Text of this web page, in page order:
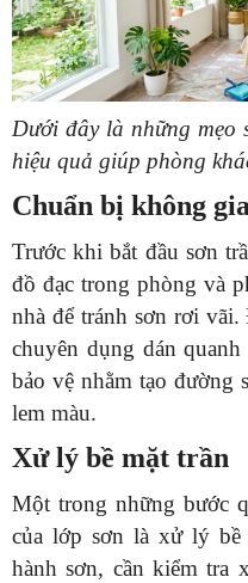
Dưới đây là những mẹo
hiệu quả giúp phòng
Chuẩn bị không
Trước khi bắt đầu sơn
đồ đạc trong phòng và
nhà để tránh sơn rơi
chuyên dụng dán
bảo vệ nhằm tạo đường
lem màu.
Xử lý bề mặt trần
Một trong những bước
của lớp sơn là xử lý bề
hành sơn, cần kiểm tra